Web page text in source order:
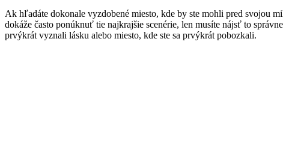
Ak hľadáte dokonale vyzdobené miesto, kde by ste mohli pred svojou
dokáže často ponúknuť tie najkrajšie scenérie, len musíte nájsť to
prvýkrát vyznali lásku alebo miesto, kde ste sa prvýkrát pobozkali.